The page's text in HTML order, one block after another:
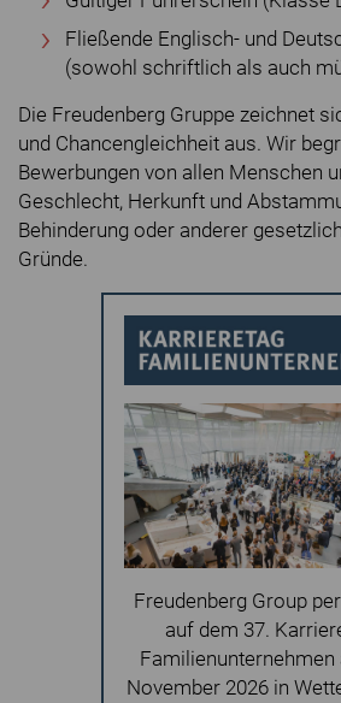
Fließende Englisch- und
(sowohl schriftlich als auch
Die Freudenberg Gruppe zeichnet
und Chancengleichheit aus. Wir
Bewerbungen von allen Menschen
Geschlecht, Herkunft und
Behinderung oder anderer
Gründe.
Freudenberg Group
auf dem 37.
Familienunternehmen
November 2026 in